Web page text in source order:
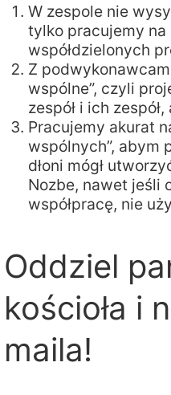
W zespole nie
tylko pracujemy
współdzielonych
Z
wspólne”, czyli
zespół i ich
Pracujemy akurat
wspólnych”, abym
dłoni mógł
Nozbe, nawet jeśli
współpracę, nie
Oddziel
kościoła i
maila!